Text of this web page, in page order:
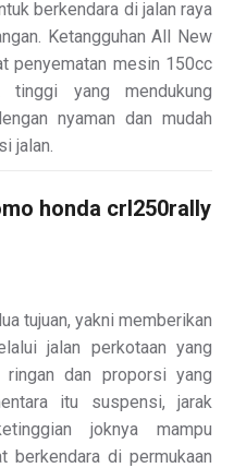
berkendara di jalan raya
Ketangguhan All New
penyematan mesin 150cc
tinggi yang mendukung
nyaman dan mudah
jalan.
honda crl250rally
tujuan, yakni memberikan
jalan perkotaan yang
dan proporsi yang
itu suspensi, jarak
joknya mampu
berkendara di permukaan